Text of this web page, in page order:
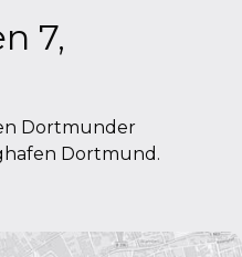
7,
Dortmunder
Dortmund.